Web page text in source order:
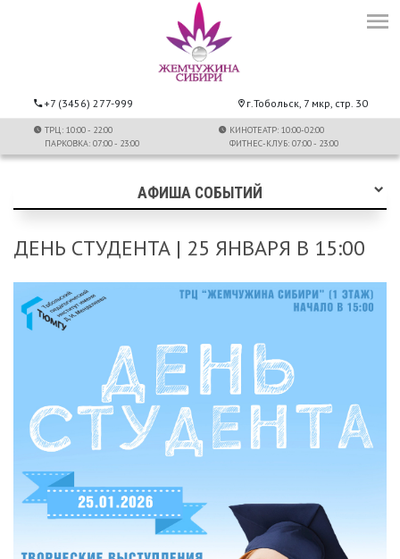
+7 (3456) 277-999 г.Тобольск, 7 мкр, стр. 30
ТРЦ: 10:00 - 22:00
ПАРКОВКА: 07:00 - 23:00
КИНОТЕАТР: 10:00-02:00
ФИТНЕС-КЛУБ: 07:00 - 23:00
АФИША СОБЫТИЙ
ДЕНЬ СТУДЕНТА | 25 ЯНВАРЯ В 15:00